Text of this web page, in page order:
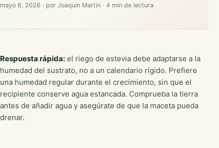
mayo 6, 2026 · por Joaquin Martin · 4 min de lectura
Respuesta rápida: el riego de estevia debe adaptarse a la
humedad del sustrato, no a un calendario rígido. Prefiere
una humedad regular durante el crecimiento, sin que el
recipiente conserve agua estancada. Comprueba la tierra
antes de añadir agua y asegúrate de que la maceta pueda
drenar.